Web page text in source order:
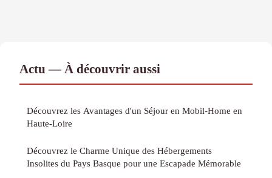
Actu — À découvrir aussi
Découvrez les Avantages d'un Séjour en Mobil-Home en
Haute-Loire
Découvrez le Charme Unique des Hébergements
Insolites du Pays Basque pour une Escapade Mémorable